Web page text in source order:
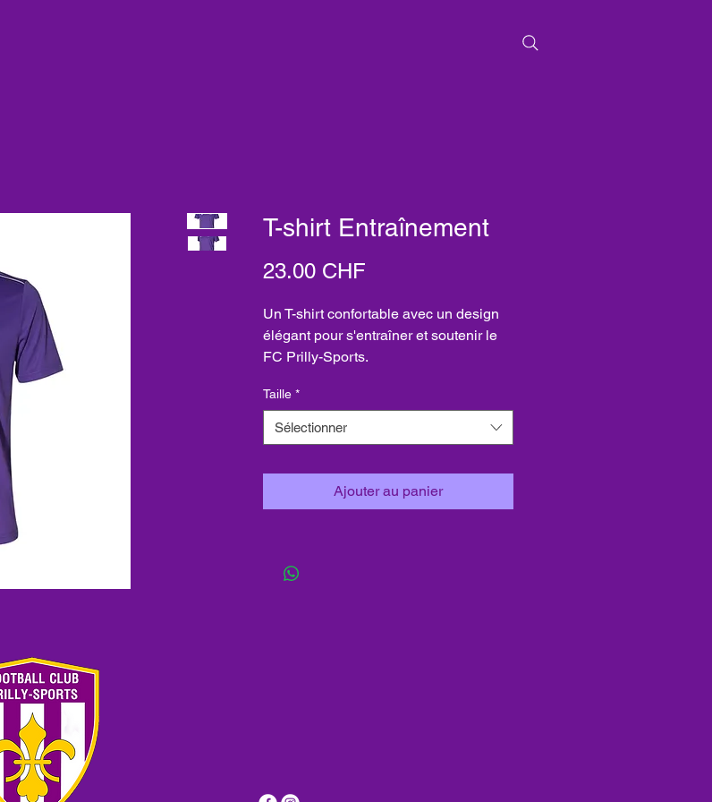
T-shirt Entraînement
23.00 CHF
Un T-shirt confortable avec un design
élégant pour s'entraîner et soutenir le
FC Prilly-Sports.
Taille *
Sélectionner
Ajouter au panier